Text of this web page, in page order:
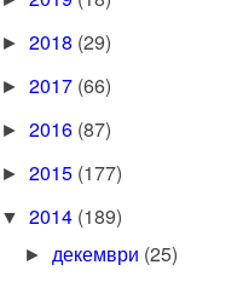
► 2018 (29)
► 2017 (66)
► 2016 (87)
► 2015 (177)
▼ 2014 (189)
► декември (25)